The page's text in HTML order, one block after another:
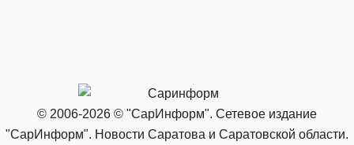
© 2006-2026 © "СарИнформ". Сетевое издание
"СарИнформ". Новости Саратова и Саратовской области.